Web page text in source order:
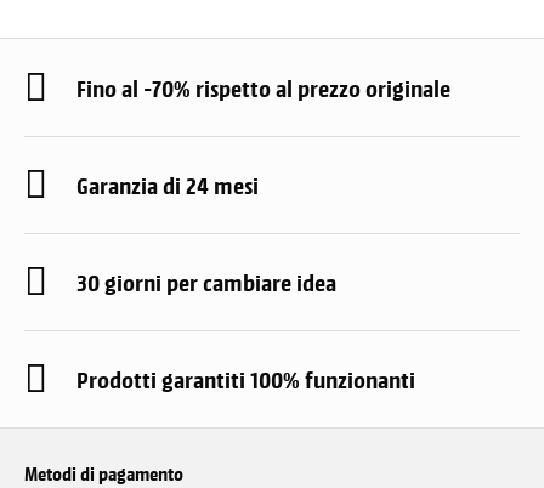
Fino al -70% rispetto al prezzo originale
Garanzia di 24 mesi
30 giorni per cambiare idea
Prodotti garantiti 100% funzionanti
Metodi di pagamento